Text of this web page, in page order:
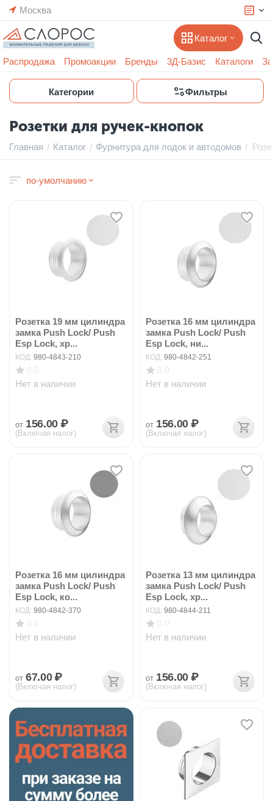
Москва
Каталог
Распродажа Промоакции Бренды 3Д-Базис Каталоги
Категории Фильтры
Розетки для ручек-кнопок
Главная / Каталог / Фурнитура для лодок и автодомов /
по-умолчанию
Розетка 19 мм цилиндра
замка Push Lock/ Push
Esp Lock, хр...
КОД: 980-4843-210
Нет в наличии
от 156.00 ₽
(Включая налог)
Розетка 16 мм цилиндра
замка Push Lock/ Push
Esp Lock, ни...
КОД: 980-4842-251
Нет в наличии
от 156.00 ₽
(Включая налог)
Розетка 16 мм цилиндра
замка Push Lock/ Push
Esp Lock, ко...
КОД: 980-4842-370
Нет в наличии
от 67.00 ₽
(Включая налог)
Розетка 13 мм цилиндра
замка Push Lock/ Push
Esp Lock, хр...
КОД: 980-4844-211
Нет в наличии
от 156.00 ₽
(Включая налог)